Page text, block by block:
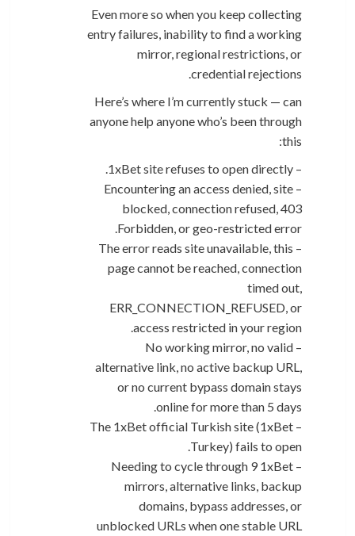
Even more so when you keep collecting
entry failures, inability to find a working
mirror, regional restrictions, or
credential rejections.
Here’s where I’m currently stuck — can
anyone help anyone who’s been through
this:
– 1xBet site refuses to open directly.
– Encountering an access denied, site
blocked, connection refused, 403
Forbidden, or geo-restricted error.
– The error reads site unavailable, this
page cannot be reached, connection
timed out,
ERR_CONNECTION_REFUSED, or
access restricted in your region.
– No working mirror, no valid
alternative link, no active backup URL,
or no current bypass domain stays
online for more than 5 days.
– The 1xBet official Turkish site (1xBet
Turkey) fails to open.
– Needing to cycle through 9 1xBet
mirrors, alternative links, backup
domains, bypass addresses, or
unblocked URLs when one stable URL